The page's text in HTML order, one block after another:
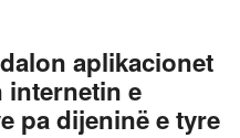
aplikacionet
e
pa dijeninë e tyre